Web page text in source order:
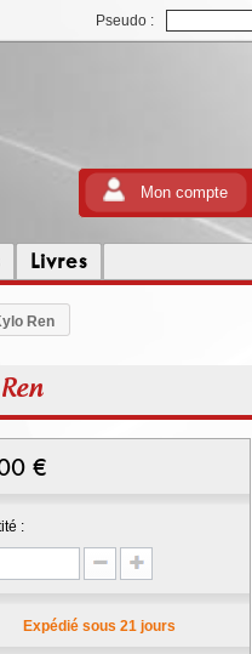
Pseudo :
Mon compte
Livres
Ren
€
:
Expédié sous 21 jours